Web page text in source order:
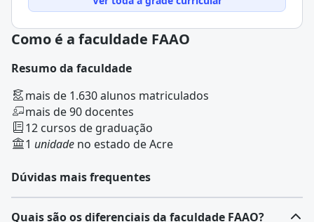
Como é a faculdade FAAO
Resumo da faculdade
mais de 1.630 alunos matriculados
mais de 90 docentes
12 cursos de graduação
1 unidade no estado de Acre
Dúvidas mais frequentes
Quais são os diferenciais da faculdade FAAO?